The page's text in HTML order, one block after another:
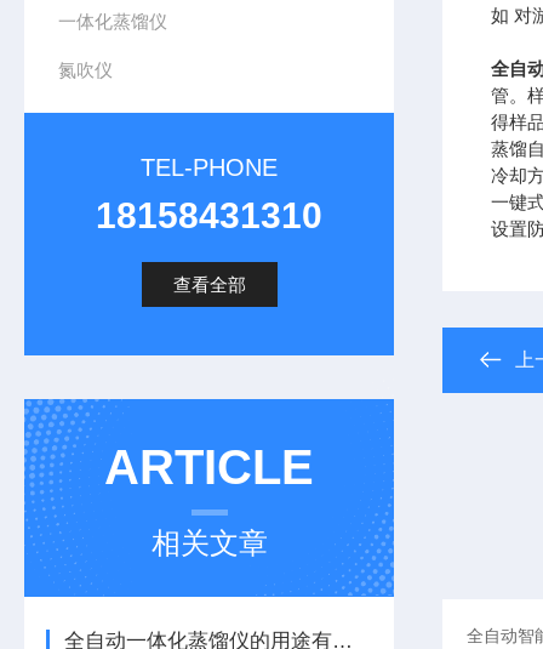
一体化蒸馏仪
氮吹仪
TEL-PHONE
18158431310
查看全部
ARTICLE
相关文章
全自动一体化蒸馏仪的用途有哪些
如 对
全自
管。
得样
蒸馏
冷却
一键
设置